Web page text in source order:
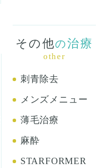
その他の治療
other
刺青除去
メンズメニュー
薄毛治療
麻酔
STARFORMER